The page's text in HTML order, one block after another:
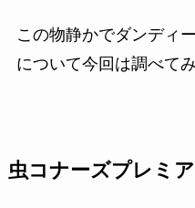
この物静かでダンディ
について今回は調べてみ
虫コナーズプレミ